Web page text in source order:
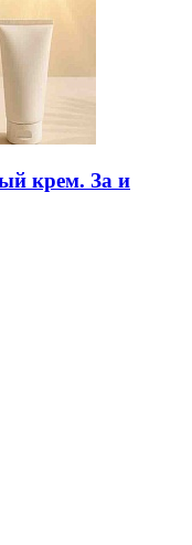
крем. За и